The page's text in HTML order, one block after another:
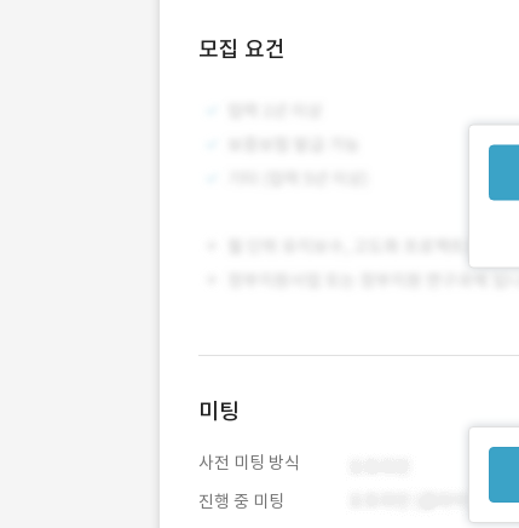
모집 요건
미팅
사전 미팅 방식
진행 중 미팅